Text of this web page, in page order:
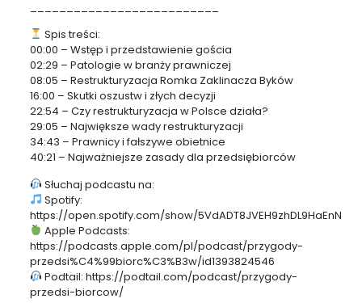
Spis treści:
00:00 – Wstęp i przedstawienie gościa
02:29 – Patologie w branży prawniczej
08:05 – Restrukturyzacja Romka Zaklinacza Byków
16:00 – Skutki oszustw i złych decyzji
22:54 – Czy restrukturyzacja w Polsce działa?
29:05 – Największe wady restrukturyzacji
34:43 – Prawnicy i fałszywe obietnice
40:21 – Najważniejsze zasady dla przedsiębiorców
Słuchaj podcastu na:
Spotify:
https://open.spotify.com/show/5VdADT8JVEH9zhDL9HaEnN
Apple Podcasts:
https://podcasts.apple.com/pl/podcast/przygody-
przedsi%C4%99biorc%C3%B3w/id1393824546
Podtail: https://podtail.com/podcast/przygody-
przedsi-biorcow/